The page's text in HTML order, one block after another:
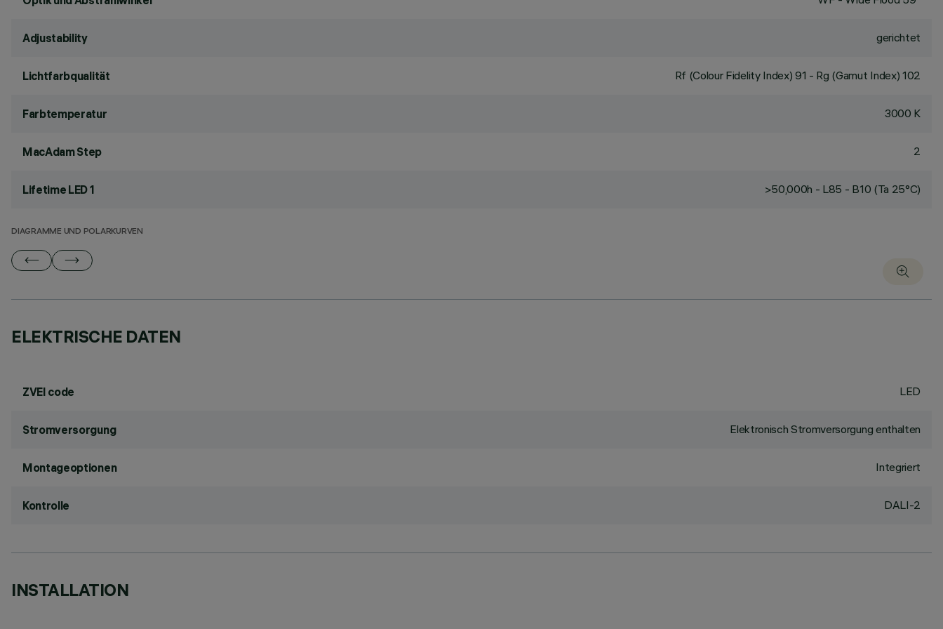
Adjustability gerichtet
Lichtfarbqualität Rf (Colour Fidelity Index) 91 - Rg (Gamut Index) 102
Farbtemperatur 3000 K
MacAdam Step 2
Lifetime LED 1 >50,000h - L85 - B10 (Ta 25°C)
DIAGRAMME UND POLARKURVEN
ELEKTRISCHE DATEN
ZVEI code LED
Stromversorgung Elektronisch Stromversorgung enthalten
Montageoptionen Integriert
Kontrolle DALI-2
INSTALLATION